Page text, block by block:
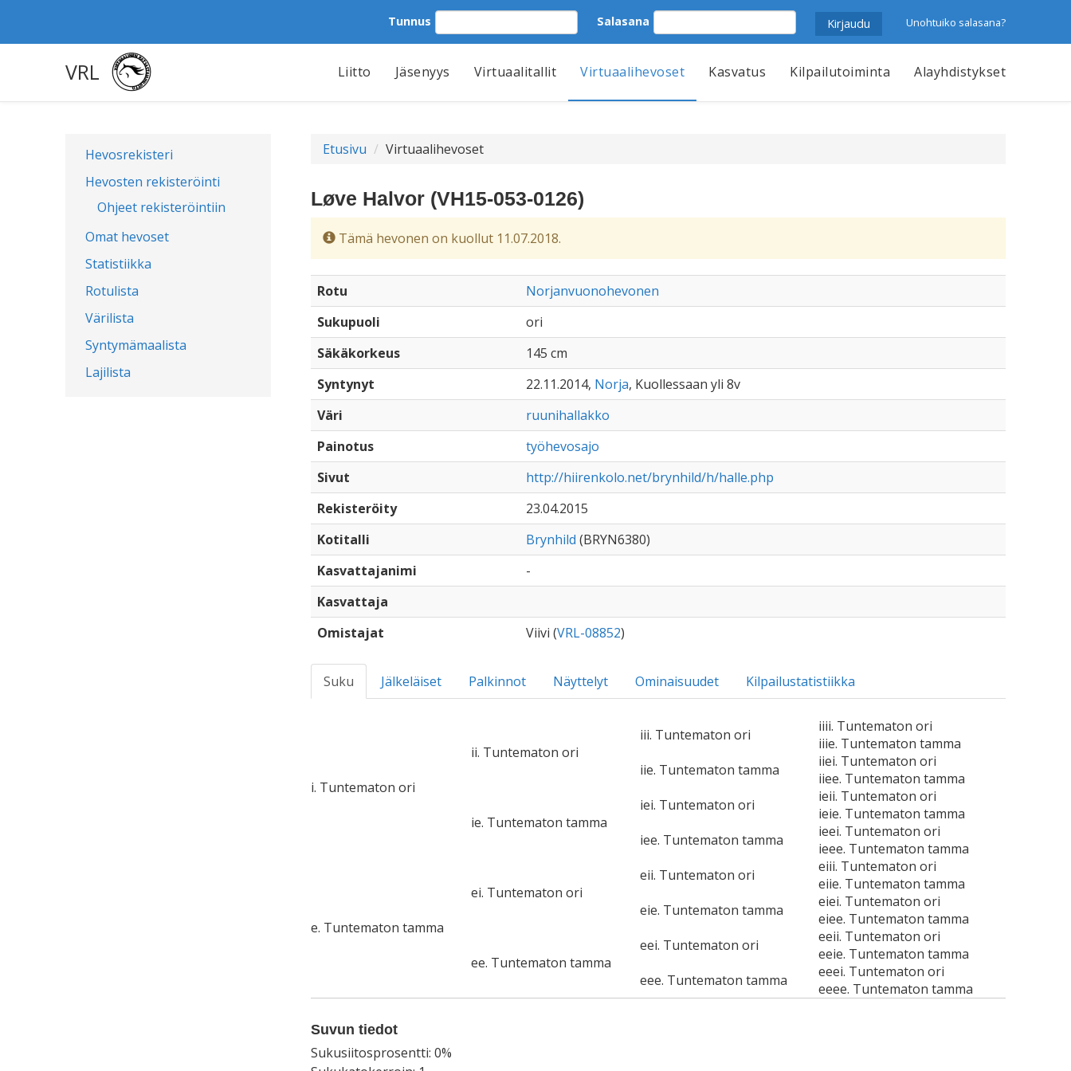
Tunnus Salasana Unohtuiko salasana?
VRL Liitto Jäsenyys Virtuaalitallit Virtuaalihevoset Kasvatus Kilpailutoiminta Alayhdistykset
Hevosrekisteri
Hevosten rekisteröinti
Ohjeet rekisteröintiin
Omat hevoset
Statistiikka
Rotulista
Värilista
Syntymämaalista
Lajilista
Etusivu Virtuaalihevoset
Løve Halvor (VH15-053-0126)
Tämä hevonen on kuollut 11.07.2018.
Rotu
Norjanvuonohevonen
Sukupuoli
ori
Säkäkorkeus
145 cm
Syntynyt
22.11.2014, Norja, Kuollessaan yli 8v
Väri
ruunihallakko
Painotus
työhevosajo
Sivut
http://hiirenkolo.net/brynhild/h/halle.php
Rekisteröity
23.04.2015
Kotitalli
Brynhild (BRYN6380)
Kasvattajanimi
-
Kasvattaja
Omistajat
Viivi (VRL-08852)
Suku Jälkeläiset Palkinnot Näyttelyt Ominaisuudet Kilpailustatistiikka
i. Tuntematon ori
ii. Tuntematon ori
iii. Tuntematon ori
iiii. Tuntematon ori
iiie. Tuntematon tamma
iie. Tuntematon tamma
iiei. Tuntematon ori
iiee. Tuntematon tamma
ie. Tuntematon tamma
iei. Tuntematon ori
ieii. Tuntematon ori
ieie. Tuntematon tamma
iee. Tuntematon tamma
ieei. Tuntematon ori
ieee. Tuntematon tamma
e. Tuntematon tamma
ei. Tuntematon ori
eii. Tuntematon ori
eiii. Tuntematon ori
eiie. Tuntematon tamma
eie. Tuntematon tamma
eiei. Tuntematon ori
eiee. Tuntematon tamma
ee. Tuntematon tamma
eei. Tuntematon ori
eeii. Tuntematon ori
eeie. Tuntematon tamma
eee. Tuntematon tamma
eeei. Tuntematon ori
eeee. Tuntematon tamma
Suvun tiedot
Sukusiitosprosentti: 0%